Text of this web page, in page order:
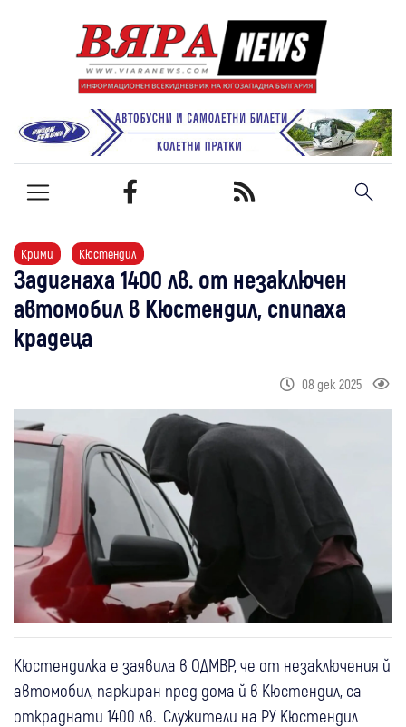
Крими Кюстендил
Задигнаха 1400 лв. от незаключен
автомобил в Кюстендил, спипаха
крадеца
08 дек 2025
Кюстендилка е заявила в ОДМВР, че от незаключения й
автомобил, паркиран пред дома й в Кюстендил, са
откраднати 1400 лв. Служители на РУ Кюстендил